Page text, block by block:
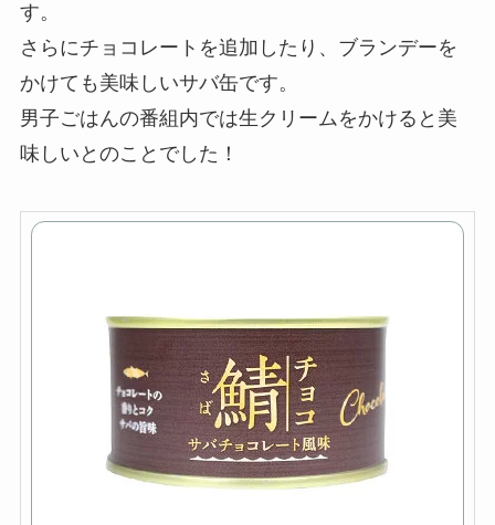
す。
さらにチョコレートを追加したり、ブランデーを
かけても美味しいサバ缶です。
男子ごはんの番組内では生クリームをかけると美
味しいとのことでした！